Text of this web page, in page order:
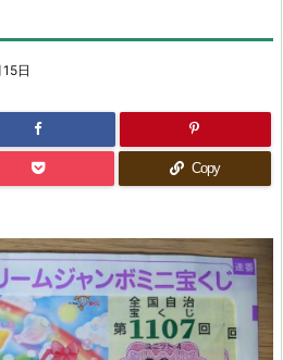
日
Copy